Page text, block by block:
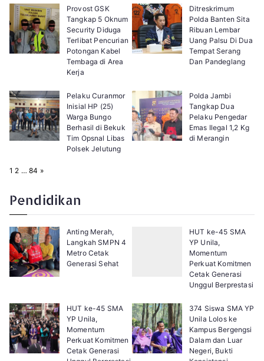
Provost GSK
Tangkap 5 Oknum
Security Diduga
Terlibat Pencurian
Potongan Kabel
Tembaga di Area
Kerja
Ditreskrimum
Polda Banten Sita
Ribuan Lembar
Uang Palsu Di Dua
Tempat Serang
Dan Pandeglang
Pelaku Curanmor
Inisial HP (25)
Warga Bungo
Berhasil di Bekuk
Tim Opsnal Libas
Polsek Jelutung
Polda Jambi
Tangkap Dua
Pelaku Pengedar
Emas Ilegal 1,2 Kg
di Merangin
P
:
1 2 … 84 N
»
Pendidikan
Anting Merah,
Langkah SMPN 4
Metro Cetak
Generasi Sehat
HUT ke-45 SMA
YP Unila,
Momentum
Perkuat Komitmen
Cetak Generasi
Unggul Berprestasi
HUT ke-45 SMA
YP Unila,
Momentum
Perkuat Komitmen
Cetak Generasi
374 Siswa SMA YP
Unila Lolos ke
Kampus Bergengsi
Dalam dan Luar
Negeri, Bukti